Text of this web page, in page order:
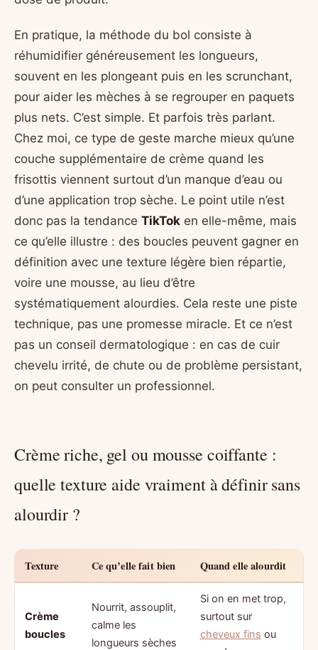
En pratique, la méthode du bol consiste à
réhumidifier généreusement les longueurs,
souvent en les plongeant puis en les scrunchant,
pour aider les mèches à se regrouper en paquets
plus nets. C’est simple. Et parfois très parlant.
Chez moi, ce type de geste marche mieux qu’une
couche supplémentaire de crème quand les
frisottis viennent surtout d’un manque d’eau ou
d’une application trop sèche. Le point utile n’est
donc pas la tendance TikTok en elle-même, mais
ce qu’elle illustre : des boucles peuvent gagner en
définition avec une texture légère bien répartie,
voire une mousse, au lieu d’être
systématiquement alourdies. Cela reste une piste
technique, pas une promesse miracle. Et ce n’est
pas un conseil dermatologique : en cas de cuir
chevelu irrité, de chute ou de problème persistant,
on peut consulter un professionnel.
Crème riche, gel ou mousse coiffante :
quelle texture aide vraiment à définir sans
alourdir ?
Texture Ce qu’elle fait bien Quand elle alourdit
Crème
boucles
Nourrit, assouplit,
calme les
longueurs sèches
Si on en met trop,
surtout sur
cheveux fins ou